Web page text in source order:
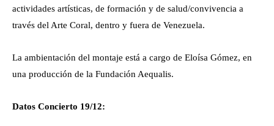
actividades artísticas, de formación y de salud/convivencia a
través del Arte Coral, dentro y fuera de Venezuela.
La ambientación del montaje está a cargo de Eloísa Gómez, en
una producción de la Fundación Aequalis.
Datos Concierto 19/12: